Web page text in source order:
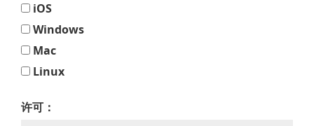
iOS
Windows
Mac
Linux
许可：